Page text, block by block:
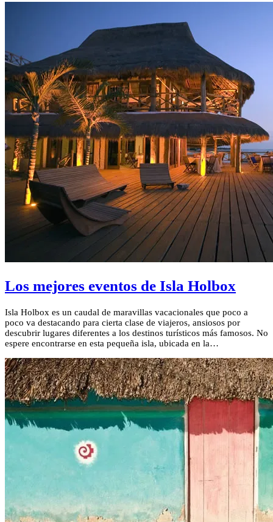
Los mejores eventos de Isla Holbox
Isla Holbox es un caudal de maravillas vacacionales que poco a
poco va destacando para cierta clase de viajeros, ansiosos por
descubrir lugares diferentes a los destinos turísticos más famosos. No
espere encontrarse en esta pequeña isla, ubicada en la…